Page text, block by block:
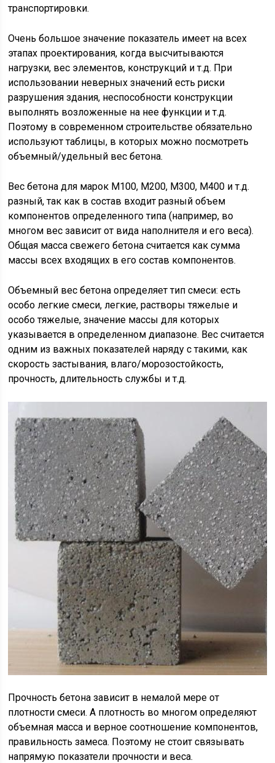
транспортировки.
Очень большое значение показатель имеет на всех
этапах проектирования, когда высчитываются
нагрузки, вес элементов, конструкций и т.д. При
использовании неверных значений есть риски
разрушения здания, неспособности конструкции
выполнять возложенные на нее функции и т.д.
Поэтому в современном строительстве обязательно
используют таблицы, в которых можно посмотреть
объемный/удельный вес бетона.
Вес бетона для марок М100, М200, М300, М400 и т.д.
разный, так как в состав входит разный объем
компонентов определенного типа (например, во
многом вес зависит от вида наполнителя и его веса).
Общая масса свежего бетона считается как сумма
массы всех входящих в его состав компонентов.
Объемный вес бетона определяет тип смеси: есть
особо легкие смеси, легкие, растворы тяжелые и
особо тяжелые, значение массы для которых
указывается в определенном диапазоне. Вес считается
одним из важных показателей наряду с такими, как
скорость застывания, влаго/морозостойкость,
прочность, длительность службы и т.д.
Прочность бетона зависит в немалой мере от
плотности смеси. А плотность во многом определяют
объемная масса и верное соотношение компонентов,
правильность замеса. Поэтому не стоит связывать
напрямую показатели прочности и веса.